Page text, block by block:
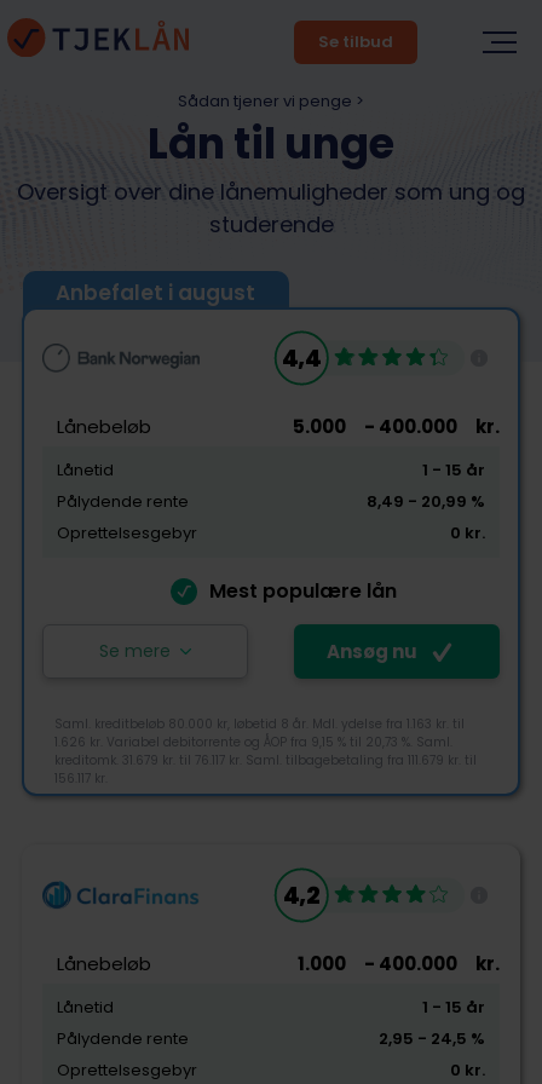
Se tilbud
Sådan tjener vi penge >
Lån til unge
Oversigt over dine lånemuligheder som ung og
studerende
Anbefalet i august
4,4
Lånebeløb 5.000 - 400.000 kr.
Lånetid 1 - 15 år
Pålydende rente
8,49 - 20,99 %
Oprettelsesgebyr
0 kr.
Mest populære lån
Ansøg nu
Se mere
Saml. kreditbeløb 80.000 kr, løbetid 8 år. Mdl. ydelse fra 1.163 kr. til
1.626 kr. Variabel debitorrente og ÅOP fra 9,15 % til 20,73 %. Saml.
kreditomk. 31.679 kr. til 76.117 kr. Saml. tilbagebetaling fra 111.679 kr. til
156.117 kr.
4,4
Tilgængelighed
4,2
Lånebeløb 1.000 - 400.000 kr.
Lånetid 1 - 15 år
Pålydende rente
2,95 - 24,5 %
Oprettelsesgebyr
0 kr.